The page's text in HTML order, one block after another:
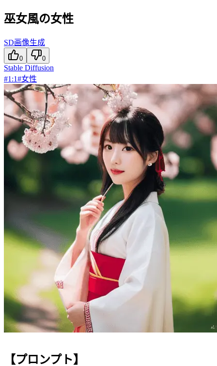
巫女風の女性
SD画像生成
0 0
Stable Diffusion
#1:1#女性
【プロンプト】